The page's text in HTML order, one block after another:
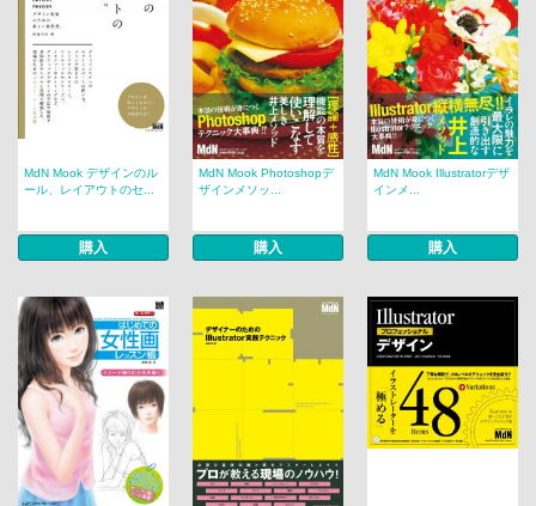
MdN Mook デザインのル
ール、レイアウトのセ...
購入
MdN Mook Photoshopデ
ザインメソッ...
購入
MdN Mook Illustratorデザ
インメ...
購入